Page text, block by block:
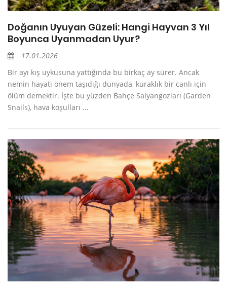
Doğanın Uyuyan Güzeli: Hangi Hayvan 3 Yıl
Boyunca Uyanmadan Uyur?
17.01.2026
Bir ayı kış uykusuna yattığında bu birkaç ay sürer. Ancak
nemin hayati önem taşıdığı dünyada, kuraklık bir canlı için
ölüm demektir. İşte bu yüzden Bahçe Salyangozları (Garden
Snails), hava koşulları ...